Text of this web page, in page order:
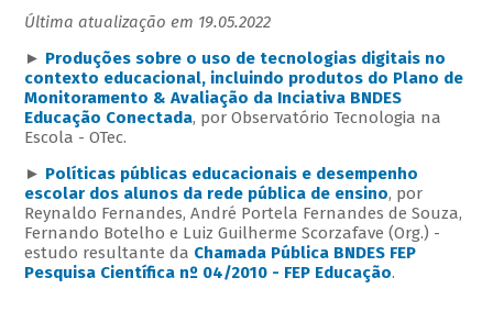
Última atualização em 19.05.2022
► Produções sobre o uso de tecnologias digitais no
contexto educacional, incluindo produtos do Plano de
Monitoramento & Avaliação da Inciativa BNDES
Educação Conectada, por Observatório Tecnologia na
Escola - OTec.
► Políticas públicas educacionais e desempenho
escolar dos alunos da rede pública de ensino, por
Reynaldo Fernandes, André Portela Fernandes de Souza,
Fernando Botelho e Luiz Guilherme Scorzafave (Org.) -
estudo resultante da Chamada Pública BNDES FEP
Pesquisa Científica nº 04/2010 - FEP Educação.